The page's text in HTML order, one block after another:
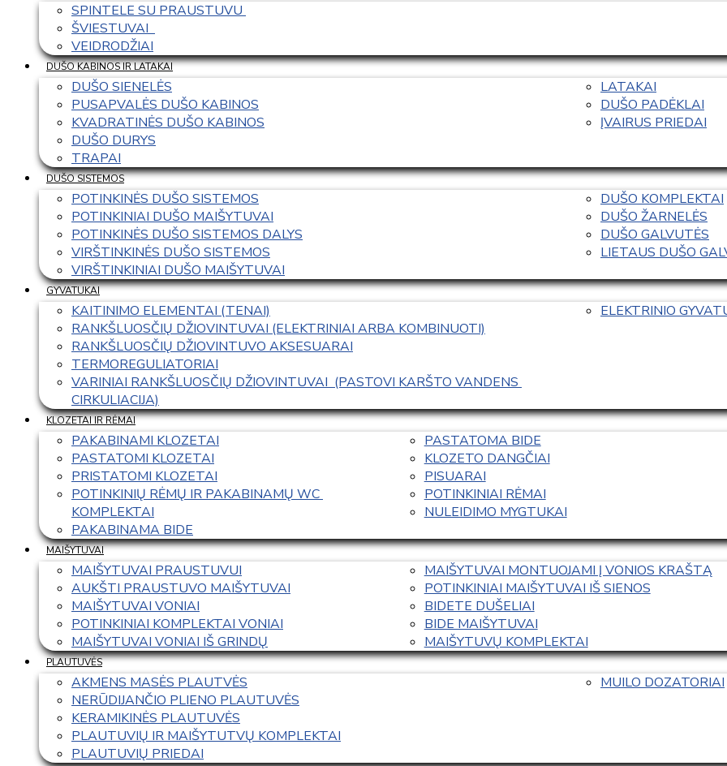
SPINTELE SU PRAUSTUVU
ŠVIESTUVAI
VEIDRODŽIAI
DUŠO KABINOS IR LATAKAI
DUŠO SIENELĖS
PUSAPVALĖS DUŠO KABINOS
KVADRATINĖS DUŠO KABINOS
DUŠO DURYS
TRAPAI
LATAKAI
DUŠO PADĖKLAI
ĮVAIRUS PRIEDAI
DUŠO SISTEMOS
POTINKINĖS DUŠO SISTEMOS
POTINKINIAI DUŠO MAIŠYTUVAI
POTINKINĖS DUŠO SISTEMOS DALYS
VIRŠTINKINĖS DUŠO SISTEMOS
VIRŠTINKINIAI DUŠO MAIŠYTUVAI
DUŠO KOMPLEKTAI
DUŠO ŽARNELĖS
DUŠO GALVUTĖS
LIETAUS DUŠO
GYVATUKAI
KAITINIMO ELEMENTAI (TENAI)
RANKŠLUOSČIŲ DŽIOVINTUVAI (ELEKTRINIAI ARBA KOMBINUOTI)
RANKŠLUOSČIŲ DŽIOVINTUVO AKSESUARAI
TERMOREGULIATORIAI
VARINIAI RANKŠLUOSČIŲ DŽIOVINTUVAI  (PASTOVI KARŠTO VANDENS
CIRKULIACIJA)
ELEKTRINIO
KLOZETAI IR RĖMAI
PAKABINAMI KLOZETAI
PASTATOMI KLOZETAI
PRISTATOMI KLOZETAI
POTINKINIŲ RĖMŲ IR PAKABINAMŲ WC
KOMPLEKTAI
PAKABINAMA BIDE
PASTATOMA BIDE
KLOZETO DANGČIAI
PISUARAI
POTINKINIAI RĖMAI
NULEIDIMO MYGTUKAI
MAIŠYTUVAI
MAIŠYTUVAI PRAUSTUVUI
AUKŠTI PRAUSTUVO MAIŠYTUVAI
MAIŠYTUVAI VONIAI
POTINKINIAI KOMPLEKTAI VONIAI
MAIŠYTUVAI VONIAI IŠ GRINDŲ
MAIŠYTUVAI MONTUOJAMI Į VONIOS KRAŠTĄ
POTINKINIAI MAIŠYTUVAI IŠ SIENOS
BIDETE DUŠELIAI
BIDE MAIŠYTUVAI
MAIŠYTUVŲ KOMPLEKTAI
PLAUTUVĖS
AKMENS MASĖS PLAUTVĖS
NERŪDIJANČIO PLIENO PLAUTUVĖS
KERAMIKINĖS PLAUTUVĖS
PLAUTUVIŲ IR MAIŠYTUTVŲ KOMPLEKTAI
PLAUTUVIŲ PRIEDAI
MUILO DOZATORIAI